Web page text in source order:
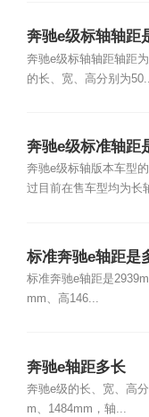
奔驰e级标轴轴距
奔驰e级标轴轴距轴距
的长、宽、高分别为50...
奔驰e级标准轴距
奔驰e级标轴版本车型
过目前在售车型均为长
标准奔驰e轴距是
标准奔驰e轴距是
mm、高146...
奔驰e轴距多长
奔驰e级的长、宽、高
m、1484mm，轴...